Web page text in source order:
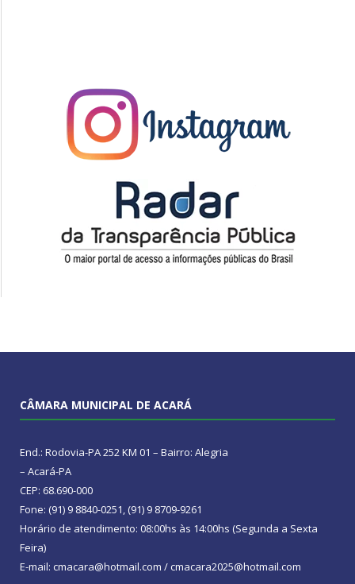
CÂMARA MUNICIPAL DE ACARÁ
End.: Rodovia-PA 252 KM 01 – Bairro: Alegria
– Acará-PA
CEP: 68.690-000
Fone: (91) 9 8840-0251, (91) 9 8709-9261
Horário de atendimento: 08:00hs às 14:00hs (Segunda a Sexta
Feira)
E-mail: cmacara@hotmail.com / cmacara2025@hotmail.com